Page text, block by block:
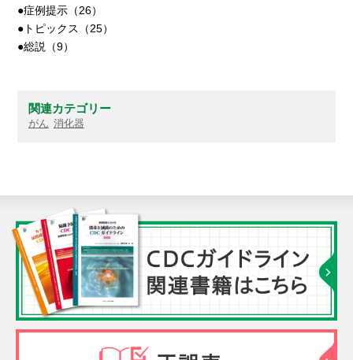
●症例提示（26）
●トピックス（25）
●総説（9）
関連カテゴリー
がん 消化器